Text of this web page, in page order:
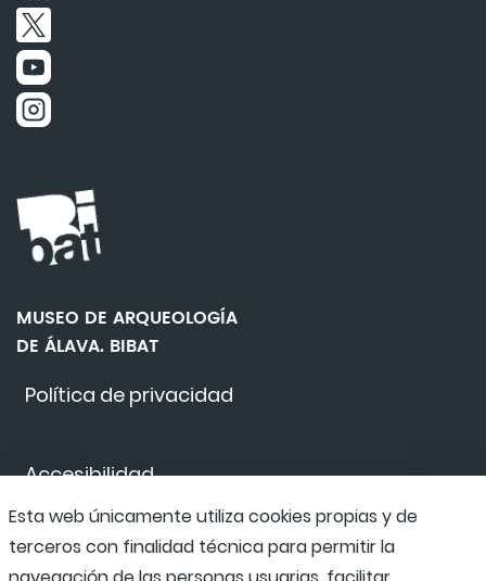
Política de privacidad
Accesibilidad
Canal de denuncias
MUSEO DE ARQUEOLOGÍA
DE ÁLAVA. BIBAT
Esta web únicamente utiliza cookies propias y de
terceros con finalidad técnica para permitir la